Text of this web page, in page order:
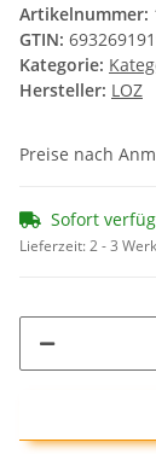
Artikelnummer:
GTIN:
Kategorie:
Hersteller: LOZ
Preise nach
Sofort
Lieferzeit:2 - 3